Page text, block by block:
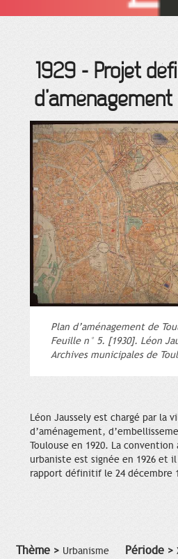
1929 - Projet
Plan d’aménagement de
Feuille n° 5. [1930]. Léon
Archives municipales de
Léon Jaussely est chargé par la
d’aménagement,
Toulouse en 1920. La
urbaniste est signée en 1926 et
rapport définitif le 24 décembre
Thème > Urbanisme Période >